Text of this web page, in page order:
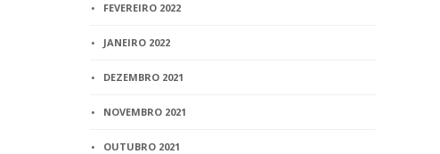
FEVEREIRO 2022
JANEIRO 2022
DEZEMBRO 2021
NOVEMBRO 2021
OUTUBRO 2021